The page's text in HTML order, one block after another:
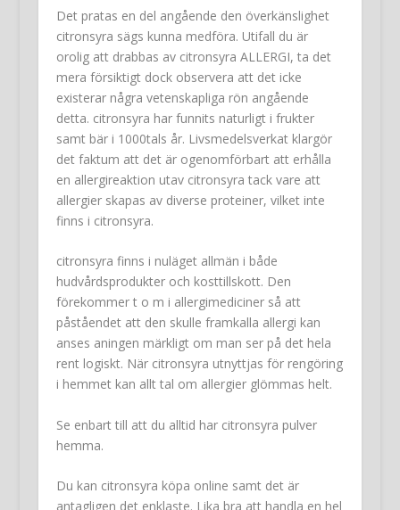
Det pratas en del angående den överkänslighet
citronsyra sägs kunna medföra. Utifall du är
orolig att drabbas av citronsyra ALLERGI, ta det
mera försiktigt dock observera att det icke
existerar några vetenskapliga rön angående
detta. citronsyra har funnits naturligt i frukter
samt bär i 1000tals år. Livsmedelsverkat klargör
det faktum att det är ogenomförbart att erhålla
en allergireaktion utav citronsyra tack vare att
allergier skapas av diverse proteiner, vilket inte
finns i citronsyra.
citronsyra finns i nuläget allmän i både
hudvårdsprodukter och kosttillskott. Den
förekommer t o m i allergimediciner så att
påståendet att den skulle framkalla allergi kan
anses aningen märkligt om man ser på det hela
rent logiskt. När citronsyra utnyttjas för rengöring
i hemmet kan allt tal om allergier glömmas helt.
Se enbart till att du alltid har citronsyra pulver
hemma.
Du kan citronsyra köpa online samt det är
antagligen det enklaste. Lika bra att handla en hel